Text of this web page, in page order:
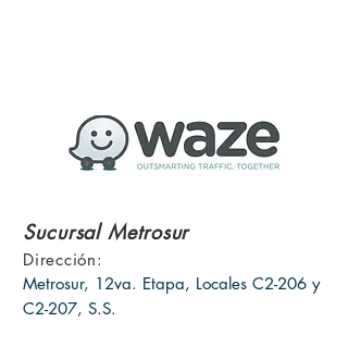
Sucursal Metrosur
Dirección:
Metrosur, 12va. Etapa, Locales C2-206 y
C2-207, S.S.​